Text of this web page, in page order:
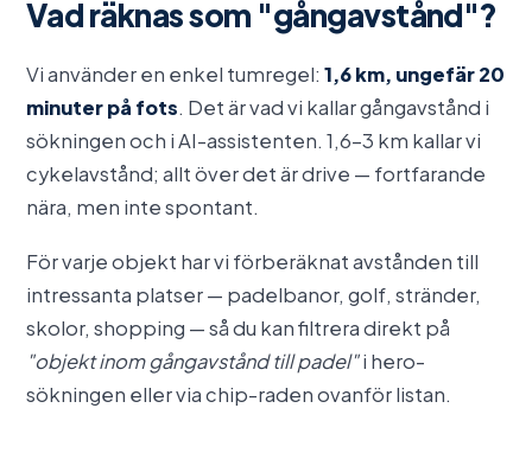
Vad räknas som "gångavstånd"?
Vi använder en enkel tumregel: 1,6 km, ungefär 20
minuter på fots. Det är vad vi kallar gångavstånd i
sökningen och i AI-assistenten. 1,6–3 km kallar vi
cykelavstånd; allt över det är drive — fortfarande
nära, men inte spontant.
För varje objekt har vi förberäknat avstånden till
intressanta platser — padelbanor, golf, stränder,
skolor, shopping — så du kan filtrera direkt på
"objekt inom gångavstånd till padel"i hero-
sökningen eller via chip-raden ovanför listan.